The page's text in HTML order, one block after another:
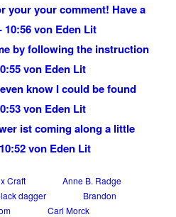
your your comment! Have a
10:56 von Eden Lit
by following the instruction
von Eden Lit
know I could be found
von Eden Lit
ist coming along a little
von Eden Lit
Craft
Anne B. Radge
dagger
Brandon
Carl Morck